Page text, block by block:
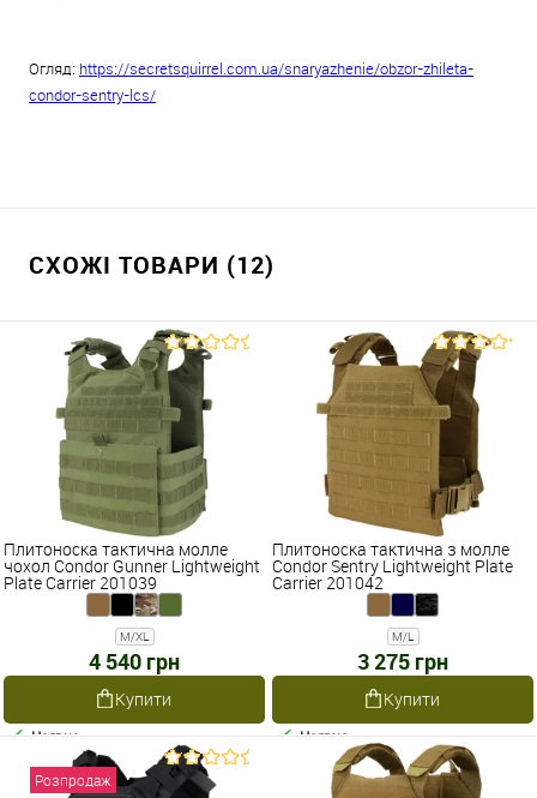
Огляд: https://secretsquirrel.com.ua/snaryazhenie/obzor-zhileta-
condor-sentry-lcs/
СХОЖІ ТОВАРИ (12)
Плитоноска тактична молле
чохол Condor Gunner Lightweight
Plate Carrier 201039
M/XL
4 540 грн
Купити
Наявне
Плитоноска тактична з молле
Condor Sentry Lightweight Plate
Carrier 201042
M/L
3 275 грн
Купити
Наявне
Розпродаж